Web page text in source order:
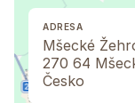
ADRESA
Mšecké
270 64
Česko